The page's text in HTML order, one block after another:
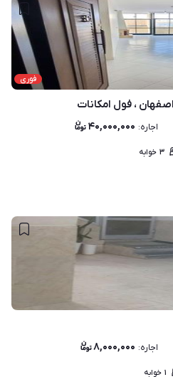
فوری
اجاره: ۴۰,۰۰۰,۰۰۰
۳ خوابه
اجاره: ۸,۰۰۰,۰۰۰
۱ خوابه